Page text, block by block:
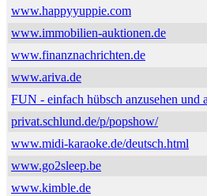
www.happyyuppie.com
www.immobilien-auktionen.de
www.finanznachrichten.de
www.ariva.de
FUN - einfach hübsch anzusehen und
privat.schlund.de/p/popshow/
www.midi-karaoke.de/deutsch.html
www.go2sleep.be
www.kimble.de